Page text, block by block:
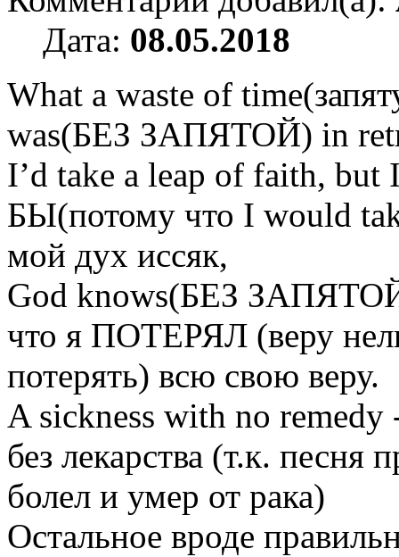
Дата: 08.05.2018
What a waste of
was(БЕЗ ЗАПЯТОЙ) in
I’d take a leap of faith,
БЫ(потому что I would
мой дух иссяк,
God knows(БЕЗ
что я ПОТЕРЯЛ (веру
потерять) всю свою веру.
A sickness with no remedy
без лекарства (т.к. песня
болел и умер от рака)
Остальное вроде